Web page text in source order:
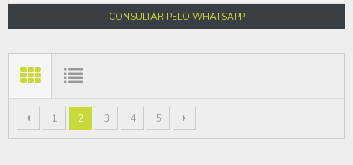
CONSULTAR PELO WHATSAPP
1 2 3 4 5